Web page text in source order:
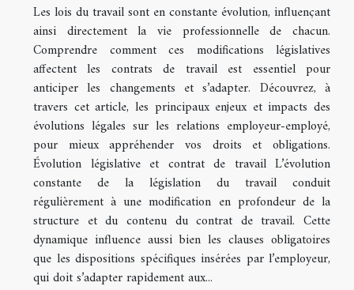
Les lois du travail sont en constante évolution, influençant
ainsi directement la vie professionnelle de chacun.
Comprendre comment ces modifications législatives
affectent les contrats de travail est essentiel pour
anticiper les changements et s’adapter. Découvrez, à
travers cet article, les principaux enjeux et impacts des
évolutions légales sur les relations employeur-employé,
pour mieux appréhender vos droits et obligations.
Évolution législative et contrat de travail L’évolution
constante de la législation du travail conduit
régulièrement à une modification en profondeur de la
structure et du contenu du contrat de travail. Cette
dynamique influence aussi bien les clauses obligatoires
que les dispositions spécifiques insérées par l’employeur,
qui doit s’adapter rapidement aux...